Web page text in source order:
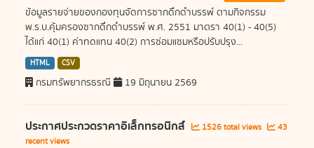
ข้อมูลรายจ่ายของกองทุนจัดการซากดึกดำบรรพ์ ตามกิจกรรม
พ.ร.บ.คุ้มครองซากดึกดำบรรพ์ พ.ศ. 2551 มาตรา 40(1) - 40(5)
ได้แก่ 40(1) ค่าทดแทน 40(2) การซ่อมแซมหรือปรับปรุง...
HTML CSV
กรมทรัพยากรธรณี 19 มิถุนายน 2569
ประกาศประกวดราคาอิเล็กทรอนิกส์ 1526 total views
43
recent views